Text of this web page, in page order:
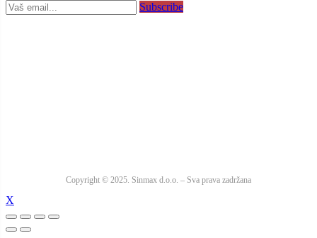
Subscribe
Copyright © 2025. Sinmax d.o.o. – Sva prava zadržana
X